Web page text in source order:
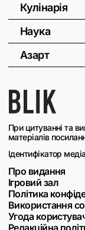
При цитуванні та
матеріалів
Ідентифікатор
Про видання
Ігровий зал
Політика
Використання
Угода
Редакційна
Кулінарія
Наука
Азарт